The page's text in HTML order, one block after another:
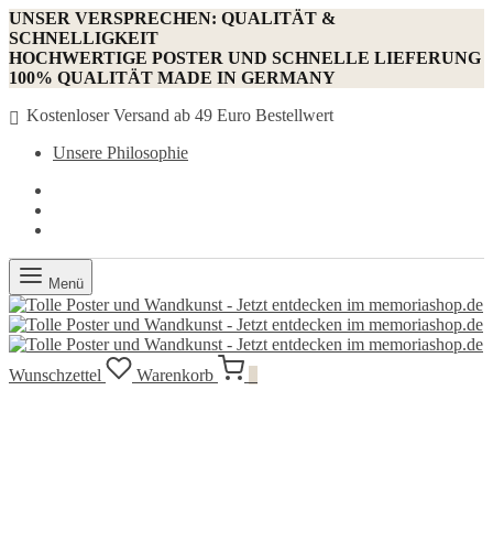
UNSER VERSPRECHEN: QUALITÄT &
SCHNELLIGKEIT
HOCHWERTIGE POSTER UND SCHNELLE LIEFERUNG
100% QUALITÄT MADE IN GERMANY
Kostenloser Versand ab 49 Euro Bestellwert
Unsere Philosophie
Menü
Wunschzettel Warenkorb